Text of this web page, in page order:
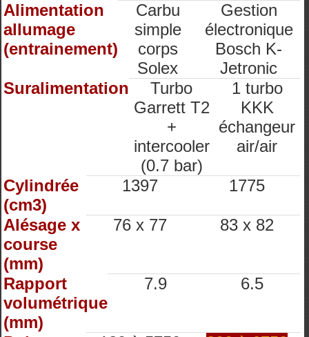
Alimentation
allumage
(entrainement)
Carbu
simple
corps
Solex
Gestion
électronique
Bosch K-
Jetronic
Suralimentation
Turbo
Garrett T2
+
intercooler
(0.7 bar)
1 turbo
KKK
échangeur
air/air
Cylindrée
(cm3)
1397 1775
Alésage x
course
(mm)
76 x 77 83 x 82
Rapport
volumétrique
(mm)
7.9 6.5